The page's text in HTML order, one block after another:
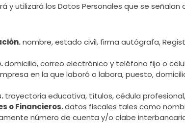
y utilizará los Datos Personales que se señalan
nombre, estado civil, firma autógrafa,
domicilio, correo electrónico y teléfono fijo o
en la que laboró o labora, puesto,
trayectoria educativa, títulos, cédula
o Financieros.datos fiscales tales como
número de cuenta y/o clabe